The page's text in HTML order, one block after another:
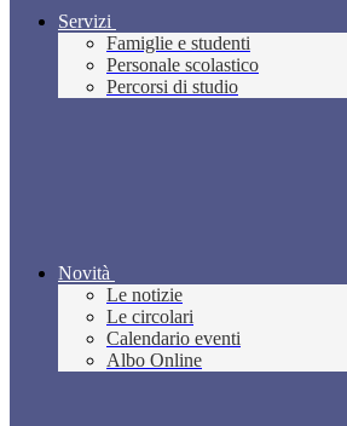
Servizi
Famiglie e studenti
Personale scolastico
Percorsi di studio
Novità
Le notizie
Le circolari
Calendario eventi
Albo Online